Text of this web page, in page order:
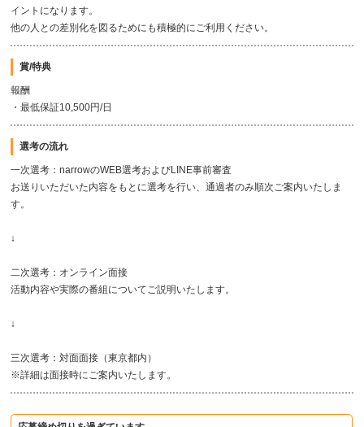
イントになります。
他の人との差別化を図るためにも積極的にご利用ください。
賞/特典
報酬
・最低保証10,500円/日
選考の流れ
一次選考：narrowのWEB選考およびLINE事前審査
お送りいただいた内容をもとに選考を行い、通過者のみ順次ご案内いたしま
す。
↓
二次選考：オンライン面接
活動内容や実際の番組についてご説明いたします。
↓
三次選考：対面面接（東京都内）
※詳細は面接時にご案内いたします。